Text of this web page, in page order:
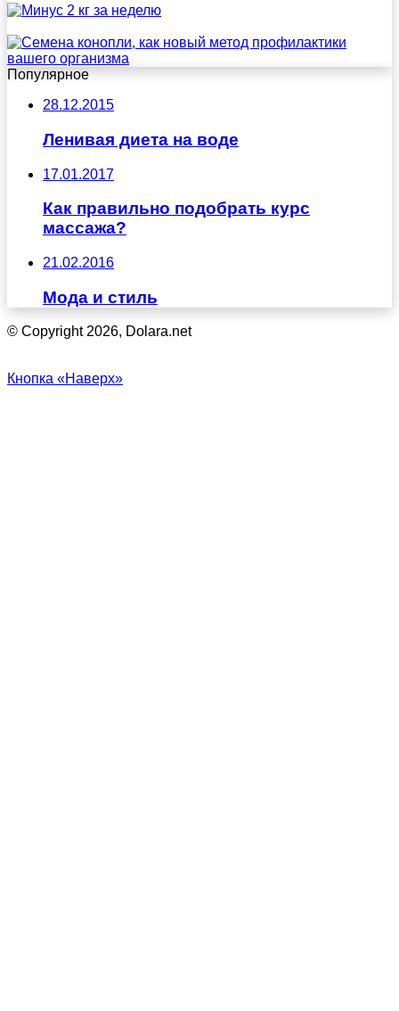
Популярное
28.12.2015
Ленивая диета на воде
17.01.2017
Как правильно подобрать курс
массажа?
21.02.2016
Мода и стиль
© Copyright 2026, Dolara.net
Кнопка «Наверх»